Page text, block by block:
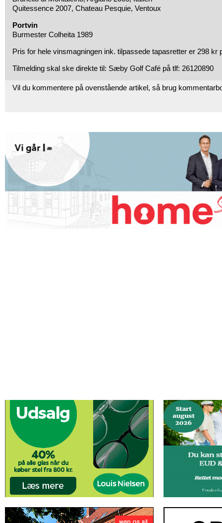
Quitessence 2007, Chateau Pesquie, Ventoux
Portvin
Burmester Colheita 1989
Pris for hele vinsmagningen ink. tilpassede tapasretter er 298 kr
Tilmelding skal ske direkte til: Sæby Golf Café på tlf: 26120890
Vil du kommentere på ovenstående artikel, så brug